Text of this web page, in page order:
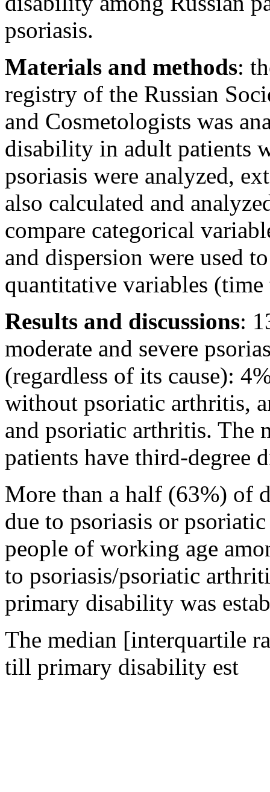
psoriasis.
Materials and methods:
registry of the Russian
and Cosmetologists was
disability in adult patients
psoriasis were analyzed,
also calculated and
compare categorical
and dispersion were used
quantitative variables
Results and discussions:
moderate and severe
(regardless of its cause):
without psoriatic arthritis,
and psoriatic arthritis. The
patients have third-degree
More than a half (63%) of
due to psoriasis or
people of working age
to psoriasis/psoriatic
primary disability was
The median [interquartile
till primary disability est